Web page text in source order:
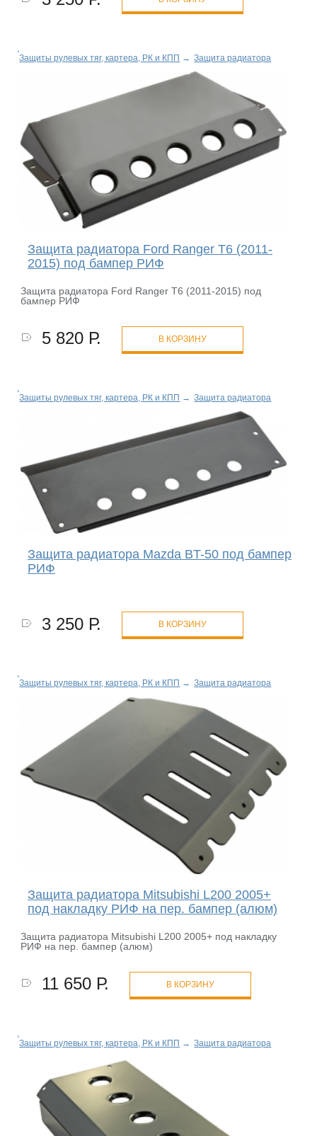
Защиты рулевых тяг, картера, РК и КПП → Защита радиатора
Защита радиатора Ford Ranger T6 (2011-
2015) под бампер РИФ
Защита радиатора Ford Ranger T6 (2011-2015) под
бампер РИФ
5 820 Р. В КОРЗИНУ
Защиты рулевых тяг, картера, РК и КПП → Защита радиатора
Защита радиатора Mazda BT-50 под бампер
РИФ
3 250 Р. В КОРЗИНУ
Защиты рулевых тяг, картера, РК и КПП → Защита радиатора
Защита радиатора Mitsubishi L200 2005+
под накладку РИФ на пер. бампер (алюм)
Защита радиатора Mitsubishi L200 2005+ под накладку
РИФ на пер. бампер (алюм)
11 650 Р. В КОРЗИНУ
Защиты рулевых тяг, картера, РК и КПП → Защита радиатора